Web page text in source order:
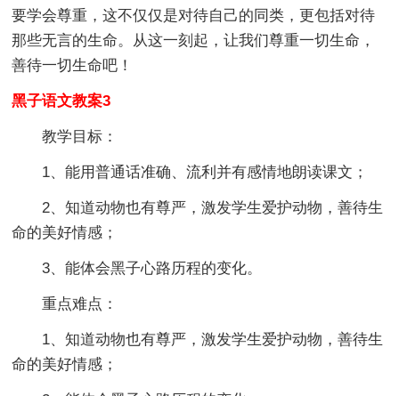
要学会尊重，这不仅仅是对待自己的同类，更包括对待
那些无言的生命。从这一刻起，让我们尊重一切生命，
善待一切生命吧！
黑子语文教案3
教学目标：
1、能用普通话准确、流利并有感情地朗读课文；
2、知道动物也有尊严，激发学生爱护动物，善待生
命的美好情感；
3、能体会黑子心路历程的变化。
重点难点：
1、知道动物也有尊严，激发学生爱护动物，善待生
命的美好情感；